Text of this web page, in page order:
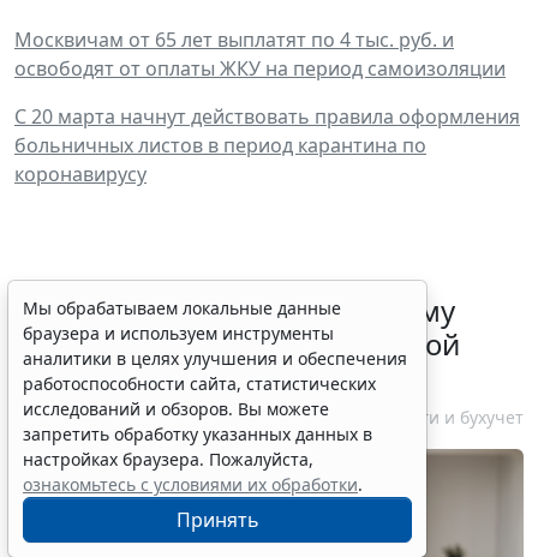
Москвичам от 65 лет выплатят по 4 тыс. руб. и
освободят от оплаты ЖКУ на период самоизоляции
С 20 марта начнут действовать правила оформления
больничных листов в период карантина по
коронавирусу
ФНС России рассказала малому
бизнесу о порядке упрощенной
ликвидации компании
7 августа 2026 18:16 Налоги и бухучет
Мы обрабатываем локальные данные
браузера и используем инструменты
аналитики в целях улучшения и обеспечения
работоспособности сайта, статистических
исследований и обзоров. Вы можете
запретить обработку указанных данных в
настройках браузера. Пожалуйста,
ознакомьтесь с условиями их обработки.
Принять